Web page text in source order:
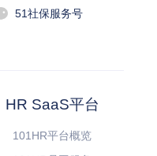
51社保服务号
HR SaaS平台
101HR平台概览